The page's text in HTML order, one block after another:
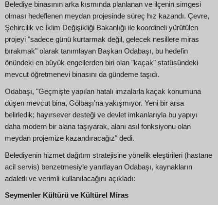
Belediye binasının arka kısmında planlanan ve ilçenin simgesi
olması hedeflenen meydan projesinde süreç hız kazandı. Çevre,
Şehircilik ve İklim Değişikliği Bakanlığı ile koordineli yürütülen
projeyi "sadece günü kurtarmak değil, gelecek nesillere miras
bırakmak" olarak tanımlayan Başkan Odabaşı, bu hedefin
önündeki en büyük engellerden biri olan "kaçak" statüsündeki
mevcut öğretmenevi binasını da gündeme taşıdı.
Odabaşı, "Geçmişte yapılan hatalı imzalarla kaçak konumuna
düşen mevcut bina, Gölbaşı’na yakışmıyor. Yeni bir arsa
belirledik; hayırsever desteği ve devlet imkanlarıyla bu yapıyı
daha modern bir alana taşıyarak, alanı asıl fonksiyonu olan
meydan projemize kazandıracağız" dedi.
Belediyenin hizmet dağıtım stratejisine yönelik eleştirileri (hastane
acil servis) benzetmesiyle yanıtlayan Odabaşı, kaynakların
adaletli ve verimli kullanılacağını açıkladı:
Seymenler Kültürü ve Kültürel Miras